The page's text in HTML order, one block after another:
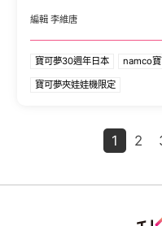
編輯 李維唐
寶可夢30週年日本 namco
寶可夢夾娃娃機限定
1 2